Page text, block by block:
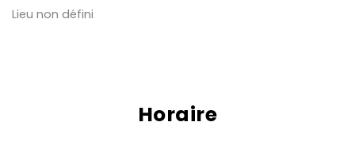
Lieu non défini
Horaire